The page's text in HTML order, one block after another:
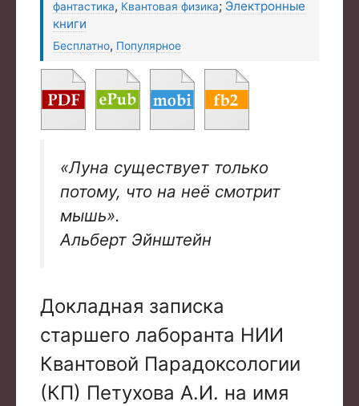
фантастика, Квантовая физика; Электронные
книги
Бесплатно, Популярное
«Луна существует только
потому, что на неё смотрит
мышь».
Альберт Эйнштейн
Докладная записка
старшего лаборанта НИИ
Квантовой Парадоксологии
(КП) Петухова А.И. на имя